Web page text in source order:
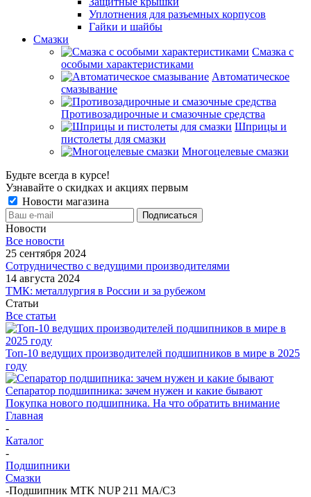
Уплотнения для разъемных корпусов
Гайки и шайбы
Смазки
Смазка с
особыми характеристиками
Автоматическое
смазывание
Противозадирочные и смазочные средства
Шприцы и
пистолеты для смазки
Многоцелевые смазки
Будьте всегда в курсе!
Узнавайте о скидках и акциях первым
Новости магазина
Новости
Все новости
25 сентября 2024
Сотрудничество с ведущими производителями
14 августа 2024
ТМК: металлургия в России и за рубежом
Статьи
Все статьи
Топ-10 ведущих производителей подшипников в мире в 2025
году
Сепаратор подшипника: зачем нужен и какие бывают
Покупка нового подшипника. На что обратить внимание
Главная
-
Каталог
-
Подшипники
Смазки
-Подшипник MTK NUP 211 MA/C3